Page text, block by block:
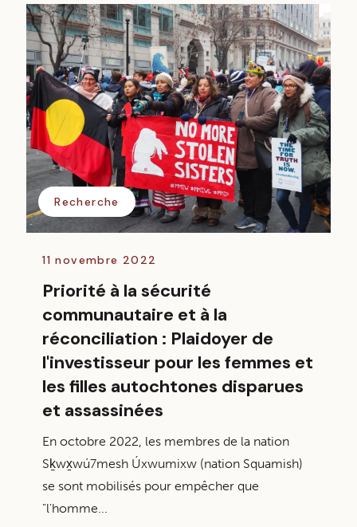
Recherche
11 novembre 2022
Priorité à la sécurité
communautaire et à la
réconciliation : Plaidoyer de
l'investisseur pour les femmes et
les filles autochtones disparues
et assassinées
En octobre 2022, les membres de la nation
Sḵwx̱wú7mesh Úxwumixw (nation Squamish)
se sont mobilisés pour empêcher que
"l'homme...